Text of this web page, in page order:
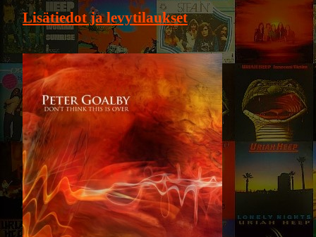
Lisätiedot ja levytilaukset